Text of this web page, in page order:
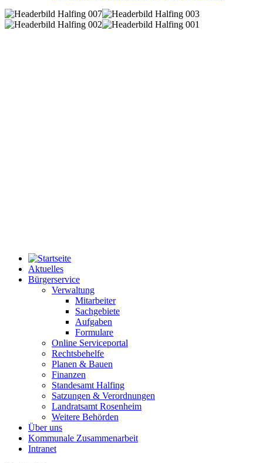
Aktuelles
Bürgerservice
Verwaltung
Mitarbeiter
Sachgebiete
Aufgaben
Formulare
Online Serviceportal
Rechtsbehelfe
Planen & Bauen
Finanzen
Standesamt Halfing
Satzungen & Verordnungen
Landratsamt Rosenheim
Weitere Behörden
Über uns
Kommunale Zusammenarbeit
Intranet